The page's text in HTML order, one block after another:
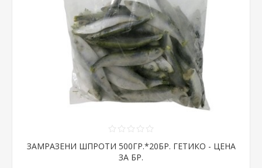
ЗАМРАЗЕНИ ШПРОТИ 500ГР.*20БР. ГЕТИКО - ЦЕНА
ЗА БР.